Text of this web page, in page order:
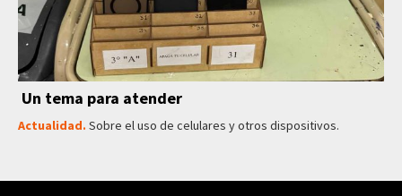
Un tema para atender
Actualidad. Sobre el uso de celulares y otros dispositivos.